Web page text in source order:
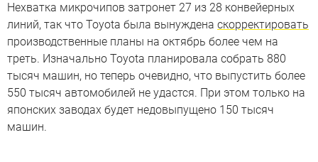
Нехватка микрочипов затронет 27 из 28 конвейерных
линий, так что Toyota была вынуждена скорректировать
производственные планы на октябрь более чем на
треть. Изначально Toyota планировала собрать 880
тысяч машин, но теперь очевидно, что выпустить более
550 тысяч автомобилей не удастся. При этом только на
японских заводах будет недовыпущено 150 тысяч
машин.